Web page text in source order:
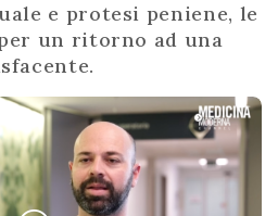
e protesi peniene, le
un ritorno ad una